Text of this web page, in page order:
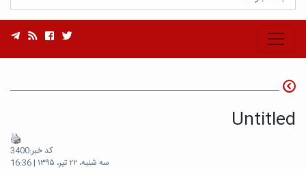
Untitled
کد خبر:3400
سه شنبه، ۲۲ تیر، ۱۳۹۵ | 16:36